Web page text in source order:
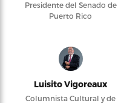
Presidente del Senado de
Puerto Rico
Luisito Vigoreaux
Columnista Cultural y de